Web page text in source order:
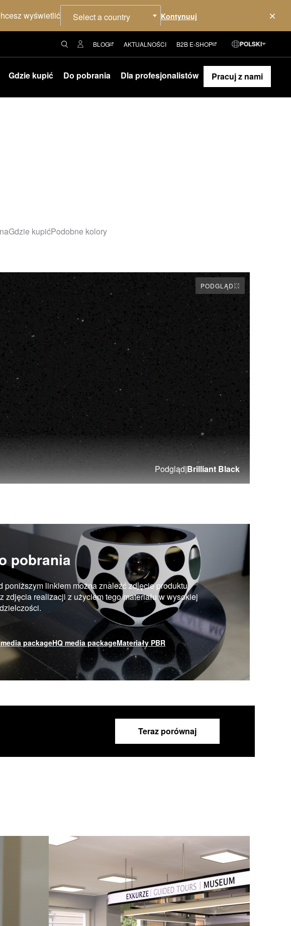
wyświetlić Select a country
BLOG AKTUALNOŚCI B2B E-SHOP POLSKI
Gdzie kupić Do pobrania Dla profesjonalistów Pracuj z nami
Gdzie kupićPodobne kolory
PODGLĄD
Podgląd|Brilliant Black
pobrania
poniższym linkiem można znaleźć zdjęcie produktu
zdjęcia realizacji z użyciem tego materiału w wysokiej
packageHQ media packageMateriały PBR
Teraz porównaj